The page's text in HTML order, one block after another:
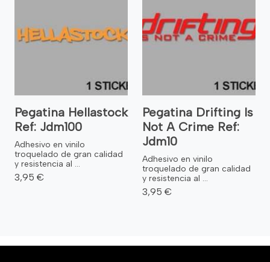
Pegatina Hellastock
Ref: Jdm100
Adhesivo en vinilo
troquelado de gran calidad
y resistencia al ...
3,95 €
Pegatina Drifting Is
Not A Crime Ref:
Jdm10
Adhesivo en vinilo
troquelado de gran calidad
y resistencia al ...
3,95 €